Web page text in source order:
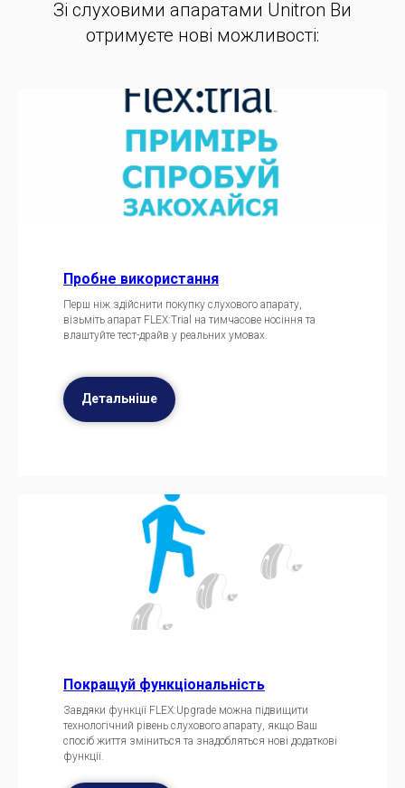
Зі слуховими апаратами Unitron Ви
отримуєте нові можливості:
Пробне використання
Перш ніж здійснити покупку слухового апарату,
візьміть апарат FLEX:Trial на тимчасове носіння та
влаштуйте тест-драйв у реальних умовах.
Детальніше
Покращуй функціональність
Завдяки функції FLEX:Upgrade можна підвищити
технологічний рівень слухового апарату, якщо Ваш
спосіб життя зміниться та знадобляться нові додаткові
функції.